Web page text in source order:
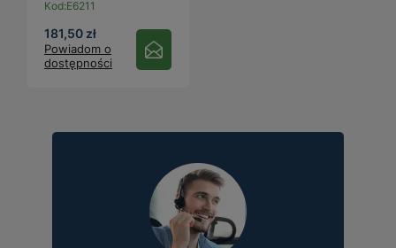
Kod:E6211
181,50 zł
Powiadom o
dostępności